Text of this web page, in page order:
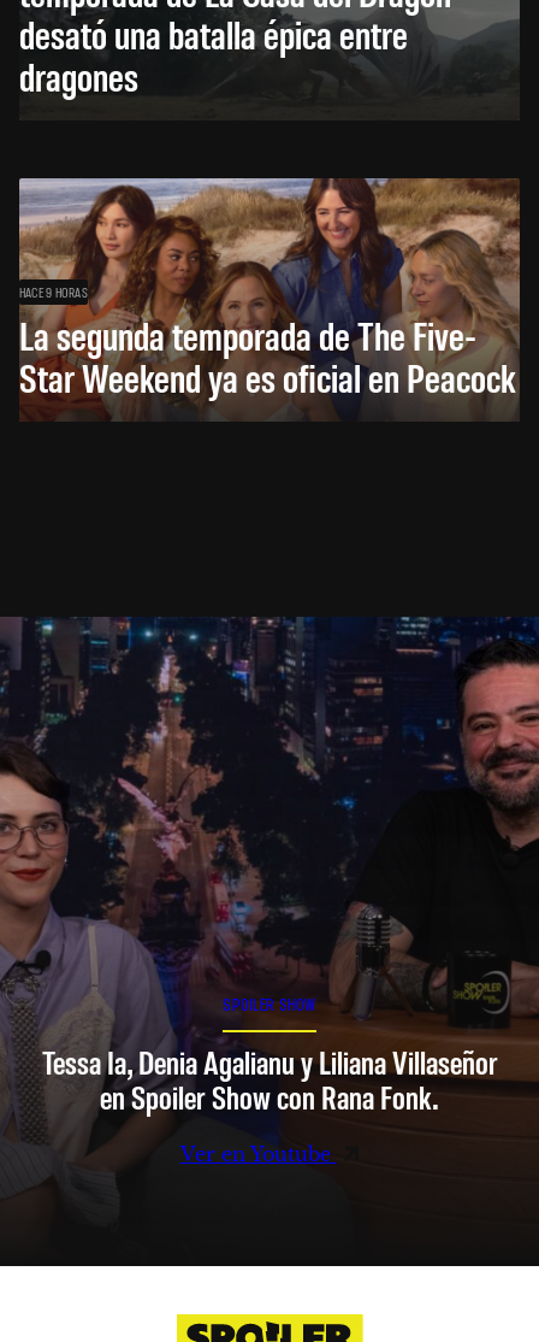
desató una batalla épica entre
dragones
HACE 9 HORAS
La segunda temporada de The Five-
Star Weekend ya es oficial en Peacock
SPOILER SHOW
Tessa Ia, Denia Agalianu y Liliana Villaseñor
en Spoiler Show con Rana Fonk.
Ver en Youtube